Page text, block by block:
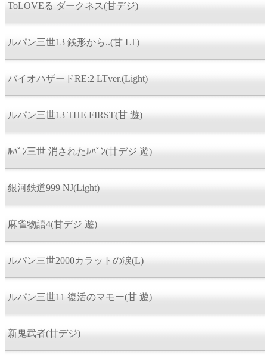
ToLOVEる ダークネス(甘デジ)
ルパン三世13 銭形から..(甘 LT)
バイオハザードRE:2 LTver.(Light)
ルパン三世13 THE FIRST(甘 遊)
ﾙﾊﾟﾝ三世 消されたﾙﾊﾟﾝ(甘デジ 遊)
銀河鉄道999 NJ(Light)
麻雀物語4(甘デジ 遊)
ルパン三世2000カラットの涙(L)
ルパン三世11 復活のマモー(甘 遊)
新鬼武者(甘デジ)